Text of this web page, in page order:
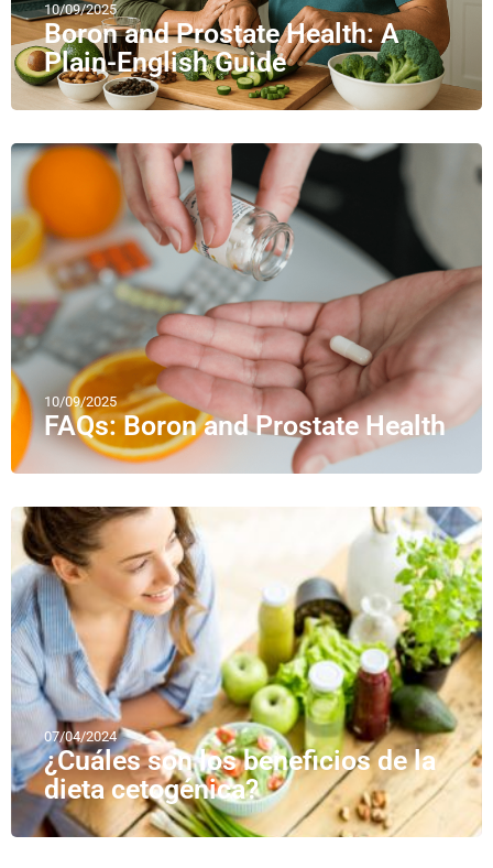
10/09/2025
Boron and Prostate Health: A
Plain-English Guide
10/09/2025
FAQs: Boron and Prostate Health
07/04/2024
¿Cuáles son los beneficios de la
dieta cetogénica?